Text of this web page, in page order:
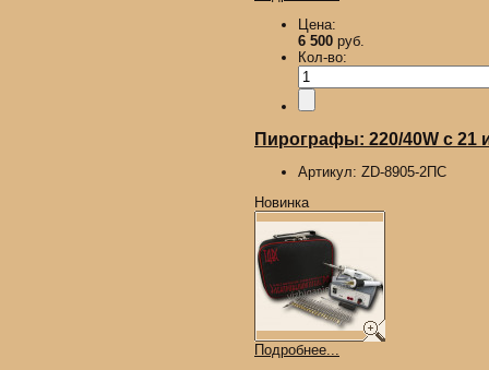
Цена:
6 500 руб.
Кол-во:
Пирографы: 220/40W с 21
Артикул: ZD-8905-2ПС
Новинка
Подробнее...